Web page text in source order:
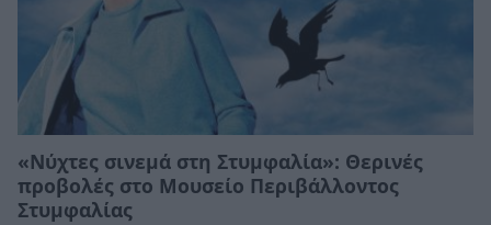
«Νύχτες σινεμά στη Στυμφαλία»: Θερινές
προβολές στο Μουσείο Περιβάλλοντος
Στυμφαλίας